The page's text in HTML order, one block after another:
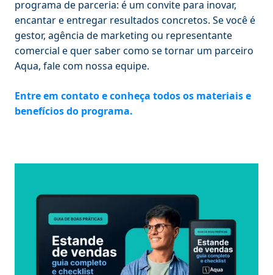
programa de parceria: é um convite para inovar,
encantar e entregar resultados concretos. Se você é
gestor, agência de marketing ou representante
comercial e quer saber como se tornar um parceiro
Aqua, fale com nossa equipe.
Entre em contato e conheça todos os materiais e
benefícios do programa.